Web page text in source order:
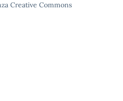
Creative Commons